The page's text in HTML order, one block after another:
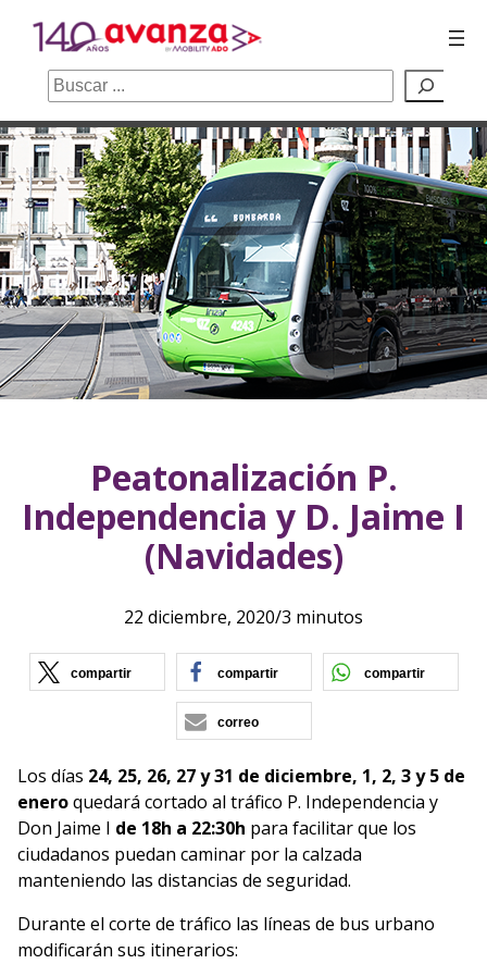
Saltar
al
contenido
Buscar
Peatonalización P.
Independencia y D. Jaime I
(Navidades)
22 diciembre, 2020/3 minutos
compartir (se abre en nueva ventana)
compartir (se abre en nueva
compartir
correo
Los días 24, 25, 26, 27 y 31 de diciembre, 1, 2, 3 y 5 de
eneroquedará cortado al tráfico P. Independencia y
Don Jaime I de 18h a 22:30h para facilitar que los
ciudadanos puedan caminar por la calzada
manteniendo las distancias de seguridad.
Durante el corte de tráfico las líneas de bus urbano
modificarán sus itinerarios: